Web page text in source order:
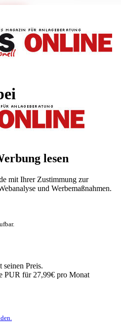
lesen
mit Ihrer Zustimmung zur
und Werbemaßnahmen.
seinen Preis.
PUR für 27,99€ pro Monat